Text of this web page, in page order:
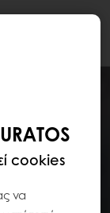
cookies
να